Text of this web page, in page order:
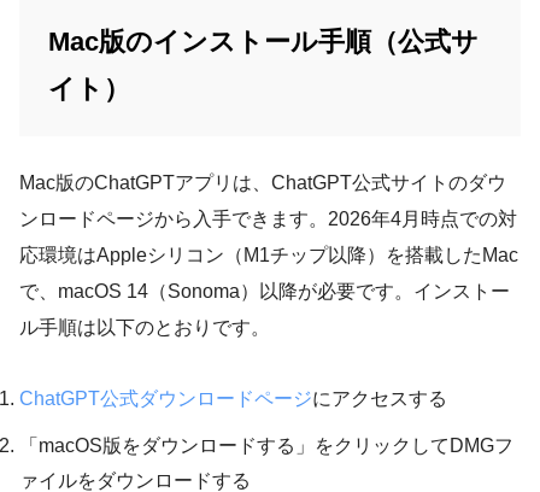
Mac版のインストール手順（公式サ
イト）
Mac版のChatGPTアプリは、ChatGPT公式サイトのダウ
ンロードページから入手できます。2026年4月時点での対
応環境はAppleシリコン（M1チップ以降）を搭載したMac
で、macOS 14（Sonoma）以降が必要です。インストー
ル手順は以下のとおりです。
ChatGPT公式ダウンロードページにアクセスする
「macOS版をダウンロードする」をクリックしてDMGフ
ァイルをダウンロードする